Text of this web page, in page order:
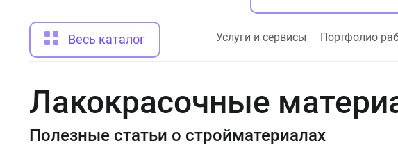
Весь каталог Услуги и сервисы Портфолио
Лакокрасочные
Полезные статьи о стройматериалах